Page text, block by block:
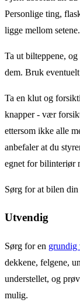
Personlige ting,
ligge mellom setene.
Ta ut bilteppene,
dem. Bruk
Ta en klut og
knapper - vær
ettersom ikke alle
anbefaler at du
egnet for bilinteriør
Sørg for at bilen
Utvendig
Sørg for en grundig
dekkene, felgene,
understellet, og
mulig.